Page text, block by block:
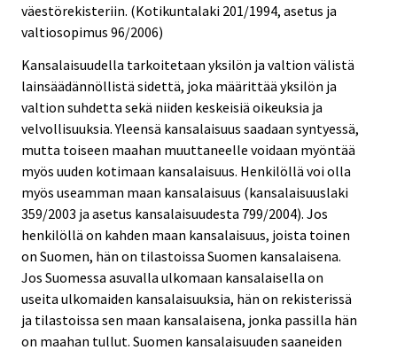
väestörekisteriin. (Kotikuntalaki 201/1994, asetus ja
valtiosopimus 96/2006)
Kansalaisuudella tarkoitetaan yksilön ja valtion välistä
lainsäädännöllistä sidettä, joka määrittää yksilön ja
valtion suhdetta sekä niiden keskeisiä oikeuksia ja
velvollisuuksia. Yleensä kansalaisuus saadaan syntyessä,
mutta toiseen maahan muuttaneelle voidaan myöntää
myös uuden kotimaan kansalaisuus. Henkilöllä voi olla
myös useamman maan kansalaisuus (kansalaisuuslaki
359/2003 ja asetus kansalaisuudesta 799/2004). Jos
henkilöllä on kahden maan kansalaisuus, joista toinen
on Suomen, hän on tilastoissa Suomen kansalaisena.
Jos Suomessa asuvalla ulkomaan kansalaisella on
useita ulkomaiden kansalaisuuksia, hän on rekisterissä
ja tilastoissa sen maan kansalaisena, jonka passilla hän
on maahan tullut. Suomen kansalaisuuden saaneiden